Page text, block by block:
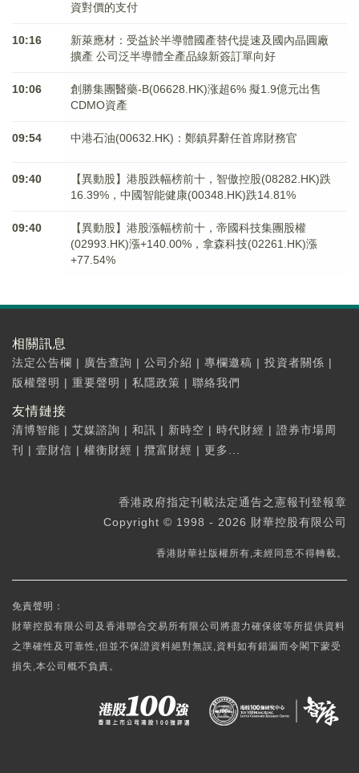
資對價的支付
10:16
新萊應材：受益於半導體國產替代提速及國內晶圓廠
擴產 公司泛半導體全產品線新簽訂單向好
10:06
創勝集團醫藥-B(06628.HK)涨超6% 擬1.9億元出售
CDMO資產
09:54 中港石油(00632.HK)：鄭鎮昇辭任首席財務官
09:40
【異動股】港股跌幅榜前十，智傲控股(08282.HK)跌
16.39%，中國智能健康(00348.HK)跌14.81%
09:40
【異動股】港股漲幅榜前十，帝國科技集團股權
(02993.HK)漲+140.00%，拿森科技(02261.HK)漲
+77.54%
相關訊息
法定公告欄 | 廣告查詢 | 公司介紹 | 專欄邀稿 | 投資者關係 |
版權聲明 | 重要聲明 | 私隱政策 | 聯絡我們
友情鏈接
清博智能 | 艾媒諮詢 | 和訊 | 新時空 | 時代財經 | 證券市場周
刊
| 壹財信 | 權衡財經 | 攬富財經 | 更多...
香港政府指定刊載法定通告之憲報刊登報章
Copyright © 1998 - 2026 財華控股有限公司
香港財華社版權所有,未經同意不得轉載。
免責聲明：
財華控股有限公司及香港聯合交易所有限公司將盡力確保彼等所提供資料
之準確性及可靠性,但並不保證資料絕對無誤,資料如有錯漏而令閣下蒙受
損失,本公司概不負責。